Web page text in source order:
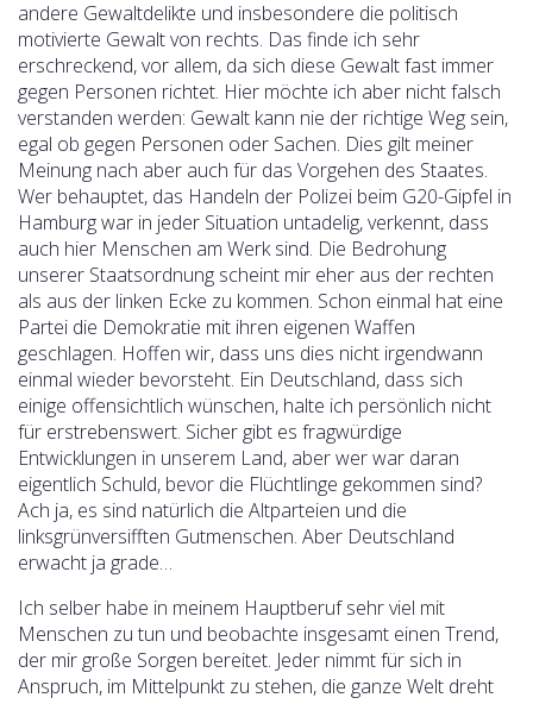
andere Gewaltdelikte und insbesondere die politisch
motivierte Gewalt von rechts. Das finde ich sehr
erschreckend, vor allem, da sich diese Gewalt fast immer
gegen Personen richtet. Hier möchte ich aber nicht falsch
verstanden werden: Gewalt kann nie der richtige Weg sein,
egal ob gegen Personen oder Sachen. Dies gilt meiner
Meinung nach aber auch für das Vorgehen des Staates.
Wer behauptet, das Handeln der Polizei beim G20-Gipfel in
Hamburg war in jeder Situation untadelig, verkennt, dass
auch hier Menschen am Werk sind. Die Bedrohung
unserer Staatsordnung scheint mir eher aus der rechten
als aus der linken Ecke zu kommen. Schon einmal hat eine
Partei die Demokratie mit ihren eigenen Waffen
geschlagen. Hoffen wir, dass uns dies nicht irgendwann
einmal wieder bevorsteht. Ein Deutschland, dass sich
einige offensichtlich wünschen, halte ich persönlich nicht
für erstrebenswert. Sicher gibt es fragwürdige
Entwicklungen in unserem Land, aber wer war daran
eigentlich Schuld, bevor die Flüchtlinge gekommen sind?
Ach ja, es sind natürlich die Altparteien und die
linksgrünversifften Gutmenschen. Aber Deutschland
erwacht ja grade…
Ich selber habe in meinem Hauptberuf sehr viel mit
Menschen zu tun und beobachte insgesamt einen Trend,
der mir große Sorgen bereitet. Jeder nimmt für sich in
Anspruch, im Mittelpunkt zu stehen, die ganze Welt dreht